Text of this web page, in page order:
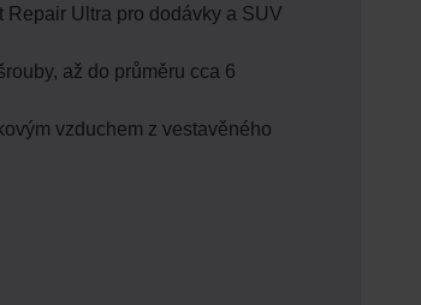
Ultra pro dodávky a SUV
až do průměru cca 6
vzduchem z vestavěného